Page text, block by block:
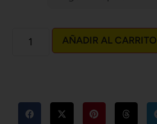
AÑADIR AL CARRITO